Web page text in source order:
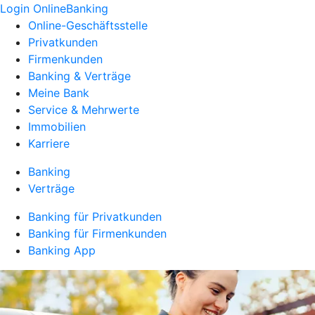
Login OnlineBanking
Online-Geschäftsstelle
Privatkunden
Firmenkunden
Banking & Verträge
Meine Bank
Service & Mehrwerte
Immobilien
Karriere
Banking
Verträge
Banking für Privatkunden
Banking für Firmenkunden
Banking App